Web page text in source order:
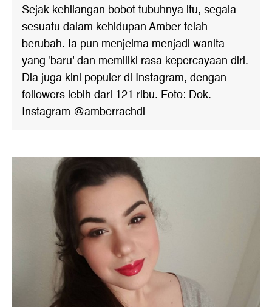
Sejak kehilangan bobot tubuhnya itu, segala
sesuatu dalam kehidupan Amber telah
berubah. Ia pun menjelma menjadi wanita
yang 'baru' dan memiliki rasa kepercayaan diri.
Dia juga kini populer di Instagram, dengan
followers lebih dari 121 ribu. Foto: Dok.
Instagram @amberrachdi